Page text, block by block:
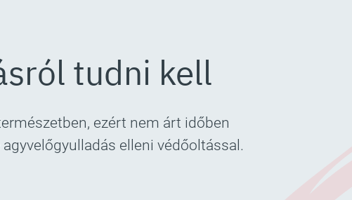
tudni kell
ezért nem árt időben
elleni védőoltással.